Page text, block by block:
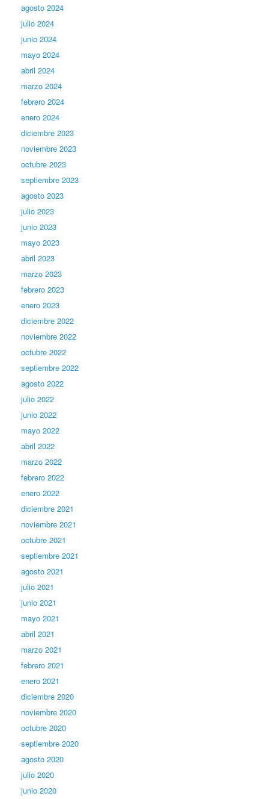
agosto 2024
julio 2024
junio 2024
mayo 2024
abril 2024
marzo 2024
febrero 2024
enero 2024
diciembre 2023
noviembre 2023
octubre 2023
septiembre 2023
agosto 2023
julio 2023
junio 2023
mayo 2023
abril 2023
marzo 2023
febrero 2023
enero 2023
diciembre 2022
noviembre 2022
octubre 2022
septiembre 2022
agosto 2022
julio 2022
junio 2022
mayo 2022
abril 2022
marzo 2022
febrero 2022
enero 2022
diciembre 2021
noviembre 2021
octubre 2021
septiembre 2021
agosto 2021
julio 2021
junio 2021
mayo 2021
abril 2021
marzo 2021
febrero 2021
enero 2021
diciembre 2020
noviembre 2020
octubre 2020
septiembre 2020
agosto 2020
julio 2020
junio 2020